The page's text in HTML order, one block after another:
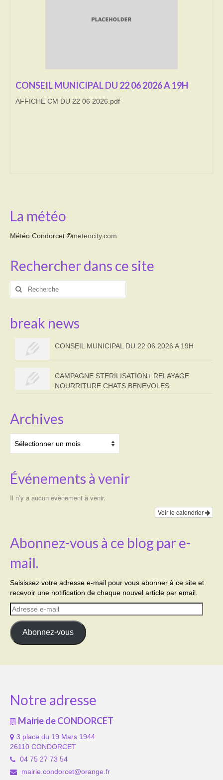
Correspondants de presse
LE BRULAGE DES VEGETAUX
CONSEIL MUNICIPAL DU 22 06 2026 A 19H
AFFICHE CM DU 22 06 2026.pdf
La météo
Météo Condorcet ©meteocity.com
Rechercher dans ce site
Rechercher
break news
CONSEIL MUNICIPAL DU 22 06 2026 A 19H
CAMPAGNE STERILISATION+ RELAYAGE
NOURRITURE CHATS BENEVOLES
Archives
Événements à venir
Il n’y a aucun évènement à venir.
Voir le calendrier
Abonnez-vous à ce blog par e-
mail.
Saisissez votre adresse e-mail pour vous abonner à ce site et
recevoir une notification de chaque nouvel article par email.
Adresse
e-
mail
Abonnez-vous
Notre adresse
Mairie de CONDORCET
3 place du 19 Mars 1944
26110 CONDORCET
04 75 27 73 54
mairie.condorcet@orange.fr